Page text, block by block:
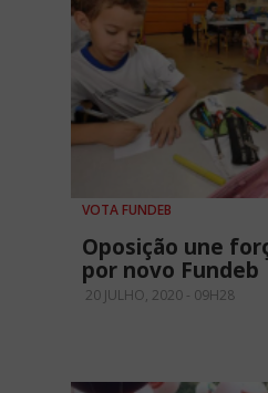
VOTA FUNDEB
Oposição une
por novo Fundeb
20 JULHO, 2020 - 09H28